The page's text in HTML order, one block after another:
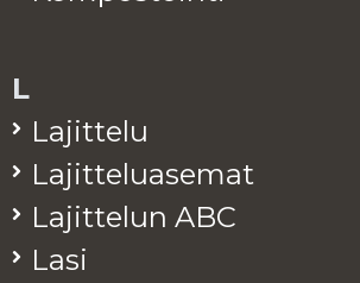
L
La­jit­te­lu
La­jit­te­lua­se­mat
La­jit­te­lun ABC
Lasi